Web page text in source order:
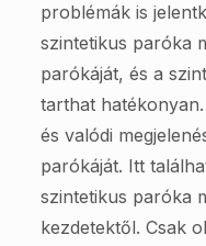
problémák is
szintetikus paróka
parókáját, és a
tarthat
és valódi
parókáját. Itt
szintetikus paróka
kezdetektől. Csak